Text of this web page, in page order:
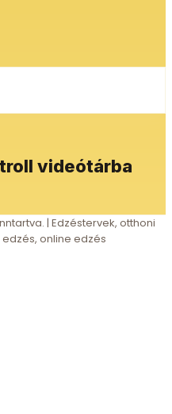
videótárba
| Edzéstervek, otthoni
online edzés